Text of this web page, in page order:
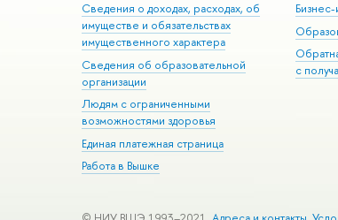
Сведения о доходах, расходах, об
имуществе и обязательствах
имущественного характера
Сведения об образовательной
организации
Людям с ограниченными
возможностями здоровья
Единая платежная страница
Работа в Вышке
с